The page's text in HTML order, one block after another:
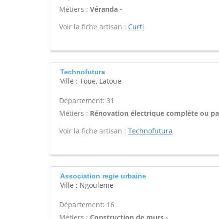
Métiers : Véranda -
Voir la fiche artisan : Curti
Technofutura
Ville : Toue, Latoue
Département: 31
Métiers : Rénovation électrique complète ou
Voir la fiche artisan : Technofutura
Association regie urbaine
Ville : Ngouleme
Département: 16